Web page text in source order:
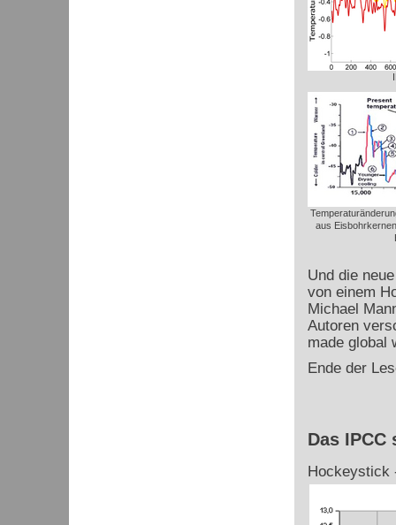
aus
Und die
von einem
Michael
Autoren
made global
Ende der
Das
Hockeystick